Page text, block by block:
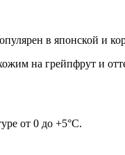
в японской и
на грейпфрут и
от 0 до +5°C.